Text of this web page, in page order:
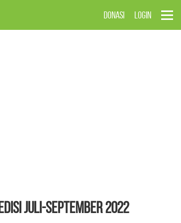
DONASI LOGIN
EDISI Juli-September 2022